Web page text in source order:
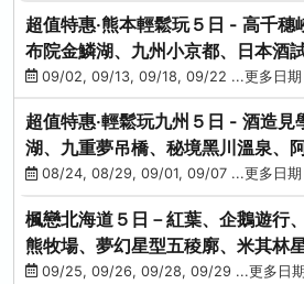
超值特惠‧熊本輕鬆玩５日 - 高千穗
布院金鱗湖、九州小京都、日本酒
城、熊本AEON
09/02, 09/13, 09/18, 09/22 ...更多日期
超值特惠‧輕鬆玩九州５日 - 酒造見
湖、九重夢吊橋、秘境黑川溫泉、
飽08/24, 08/29, 09/01, 09/07 ...更多日期
楓戀北海道５日－紅葉、企鵝遊行
熊牧場、夢幻星型五稜廓、米其林
丑漢堡、洞爺花火
09/25, 09/26, 09/28, 09/29 ...更多日期